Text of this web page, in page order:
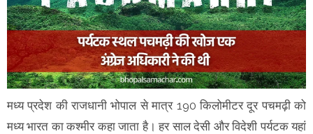
मध्य प्रदेश की राजधानी भोपाल से मात्र 190 किलोमीटर दूर पचमढ़ी को
मध्य भारत का कश्मीर कहा जाता है। हर साल देसी और विदेशी पर्यटक यहां